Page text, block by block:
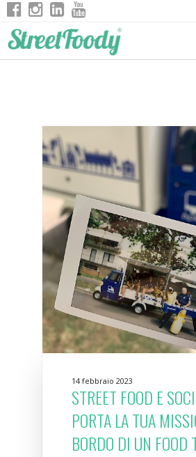
14 febbraio 2023
STREET FOOD E
PORTA LA TUA
BORDO DI UN FOOD